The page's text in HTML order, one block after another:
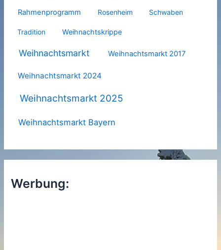
Rahmenprogramm Rosenheim Schwaben
Tradition Weihnachtskrippe
Weihnachtsmarkt Weihnachtsmarkt 2017
Weihnachtsmarkt 2024
Weihnachtsmarkt 2025
Weihnachtsmarkt Bayern
Werbung: